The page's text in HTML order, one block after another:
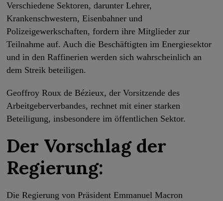
Verschiedene Sektoren, darunter Lehrer,
Krankenschwestern, Eisenbahner und
Polizeigewerkschaften, fordern ihre Mitglieder zur
Teilnahme auf. Auch die Beschäftigten im Energiesektor
und in den Raffinerien werden sich wahrscheinlich an
dem Streik beteiligen.
Geoffroy Roux de Bézieux, der Vorsitzende des
Arbeitgeberverbandes, rechnet mit einer starken
Beteiligung, insbesondere im öffentlichen Sektor.
Der Vorschlag der
Regierung:
Die Regierung von Präsident Emmanuel Macron